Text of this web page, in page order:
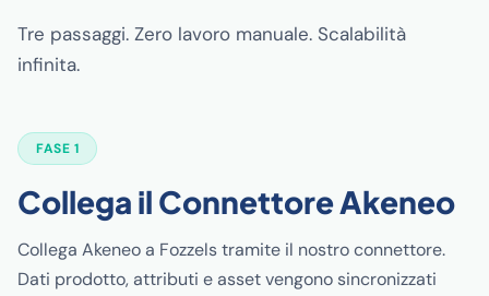
Tre passaggi. Zero lavoro manuale. Scalabilità
infinita.
FASE 1
Collega il Connettore Akeneo
Collega Akeneo a Fozzels tramite il nostro connettore.
Dati prodotto, attributi e asset vengono sincronizzati